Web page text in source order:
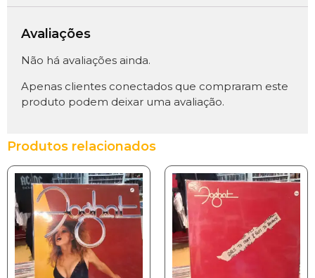
Avaliações
Não há avaliações ainda.
Apenas clientes conectados que compraram este
produto podem deixar uma avaliação.
Produtos relacionados